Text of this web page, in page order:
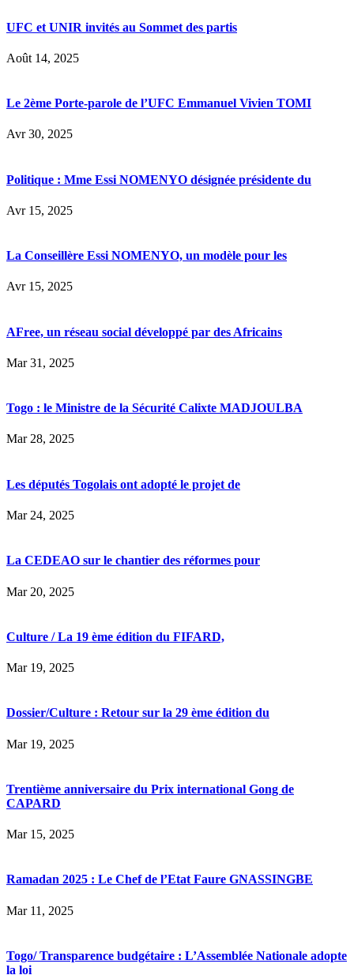
UFC et UNIR invités au Sommet des partis
Août 14, 2025
Le 2ème Porte-parole de l’UFC Emmanuel Vivien TOMI
Avr 30, 2025
Politique : Mme Essi NOMENYO désignée présidente du
Avr 15, 2025
La Conseillère Essi NOMENYO, un modèle pour les
Avr 15, 2025
AFree, un réseau social développé par des Africains
Mar 31, 2025
Togo : le Ministre de la Sécurité Calixte MADJOULBA
Mar 28, 2025
Les députés Togolais ont adopté le projet de
Mar 24, 2025
La CEDEAO sur le chantier des réformes pour
Mar 20, 2025
Culture / La 19 ème édition du FIFARD,
Mar 19, 2025
Dossier/Culture : Retour sur la 29 ème édition du
Mar 19, 2025
Trentième anniversaire du Prix international Gong de
CAPARD
Mar 15, 2025
Ramadan 2025 : Le Chef de l’Etat Faure GNASSINGBE
Mar 11, 2025
Togo/ Transparence budgétaire : L’Assemblée Nationale adopte
la loi